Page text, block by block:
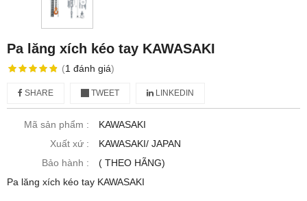
Pa lăng xích kéo tay KAWASAKI
(1 đánh giá)
SHARE TWEET LINKEDIN
Mã sản phẩm :
KAWASAKI
Xuất xứ :
KAWASAKI/ JAPAN
Bảo hành :
( THEO HÃNG)
Pa lăng xích kéo tay KAWASAKI